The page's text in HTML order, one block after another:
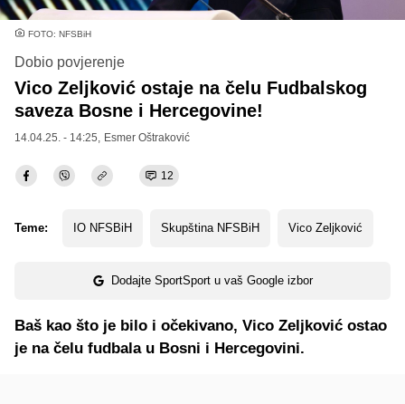
FOTO: NFSBiH
Dobio povjerenje
Vico Zeljković ostaje na čelu Fudbalskog
saveza Bosne i Hercegovine!
14.04.25. - 14:25, Esmer Oštraković
12
Teme: IO NFSBiH Skupština NFSBiH Vico Zeljković
Dodajte SportSport u vaš Google izbor
Baš kao što je bilo i očekivano, Vico Zeljković ostao
je na čelu fudbala u Bosni i Hercegovini.